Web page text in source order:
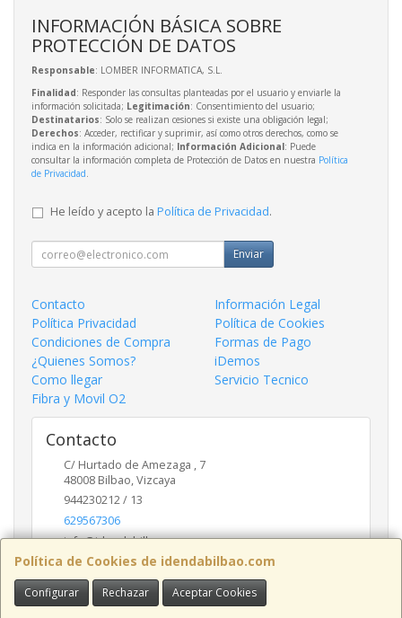
Política de Cookies de idendabilbao.com
Configurar Rechazar Aceptar Cookies
INFORMACIÓN BÁSICA SOBRE
PROTECCIÓN DE DATOS
Responsable: LOMBER INFORMATICA, S.L.
Finalidad: Responder las consultas planteadas por el usuario y enviarle la
información solicitada; Legitimación: Consentimiento del usuario;
Destinatarios: Solo se realizan cesiones si existe una obligación legal;
Derechos: Acceder, rectificar y suprimir, así como otros derechos, como se
indica en la información adicional; Información Adicional: Puede
consultar la información completa de Protección de Datos en nuestra Política
de Privacidad.
He leído y acepto la Política de Privacidad.
Enviar
Contacto
Información Legal
Política Privacidad
Política de Cookies
Condiciones de Compra
Formas de Pago
¿Quienes Somos?
iDemos
Como llegar
Servicio Tecnico
Fibra y Movil O2
Contacto
C/ Hurtado de Amezaga , 7
48008 Bilbao,Vizcaya
944230212 / 13
629567306
info@idendabilbao.com
Horario